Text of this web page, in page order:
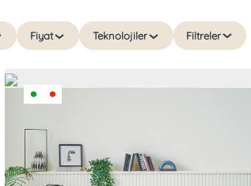
Fiyat Teknolojiler Filtreler